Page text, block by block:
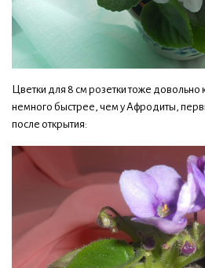
Цветки для 8 см розетки тоже довольно
немного быстрее, чем у Афродиты,
после открытия: